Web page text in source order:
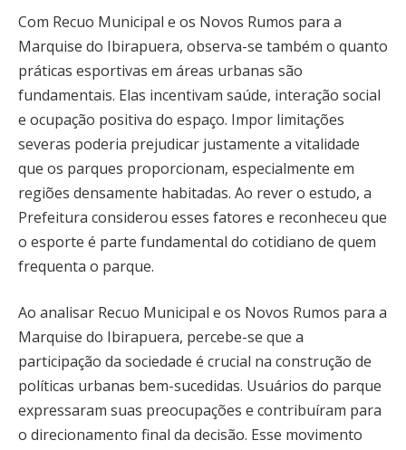
Com Recuo Municipal e os Novos Rumos para a
Marquise do Ibirapuera, observa-se também o quanto
práticas esportivas em áreas urbanas são
fundamentais. Elas incentivam saúde, interação social
e ocupação positiva do espaço. Impor limitações
severas poderia prejudicar justamente a vitalidade
que os parques proporcionam, especialmente em
regiões densamente habitadas. Ao rever o estudo, a
Prefeitura considerou esses fatores e reconheceu que
o esporte é parte fundamental do cotidiano de quem
frequenta o parque.
Ao analisar Recuo Municipal e os Novos Rumos para a
Marquise do Ibirapuera, percebe-se que a
participação da sociedade é crucial na construção de
políticas urbanas bem-sucedidas. Usuários do parque
expressaram suas preocupações e contribuíram para
o direcionamento final da decisão. Esse movimento